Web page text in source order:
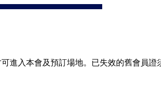
進入本會及預訂場地。已失效的舊會員